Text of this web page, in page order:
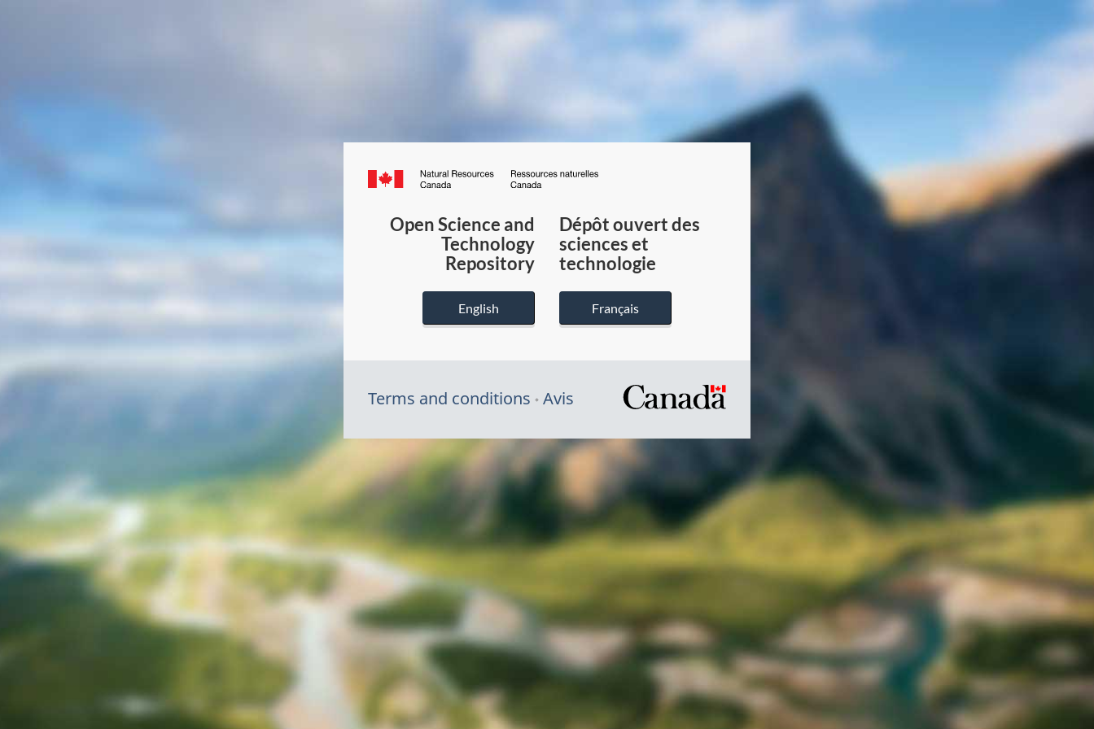
Canada.ca
du
Canada
Open Science and
Technology
Repository
English
Dépôt ouvert des
sciences et
technologie
Français
Terms and conditions Avis
/
gouvernement
du